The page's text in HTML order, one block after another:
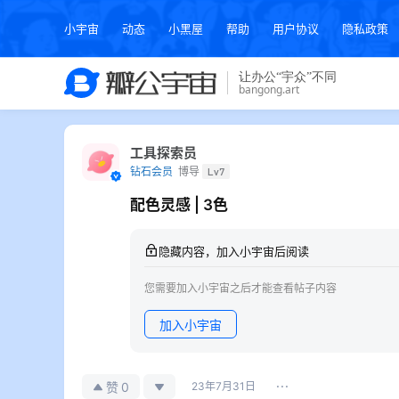
小宇宙 动态 小黑屋 帮助 用户协议 隐私政策
工具探索员
钻石会员 博导 Lv7
配色灵感 | 3色
隐藏内容，加入小宇宙后阅读
您需要加入小宇宙之后才能查看帖子内容
加入小宇宙
赞 0 23年7月31日